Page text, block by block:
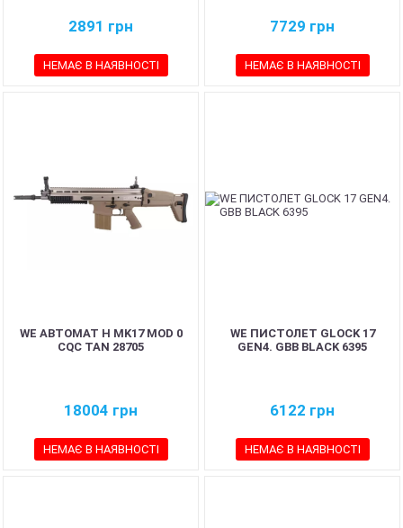
2891 грн
НЕМАЄ В НАЯВНОСТІ
7729 грн
НЕМАЄ В НАЯВНОСТІ
WE АВТОМАТ H MK17 MOD 0
CQC TAN 28705
18004 грн
НЕМАЄ В НАЯВНОСТІ
WE ПИСТОЛЕТ GLOCK 17
GEN4. GBB BLACK 6395
6122 грн
НЕМАЄ В НАЯВНОСТІ